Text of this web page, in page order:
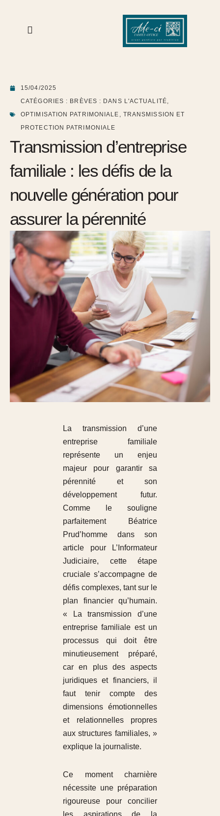
15/04/2025
CATÉGORIES : BRÈVES : DANS L'ACTUALITÉ
OPTIMISATION PATRIMONIALE
TRANSMISSION ET
PROTECTION PATRIMONIALE
Transmission d’entreprise
familiale : les défis de la
nouvelle génération pour
assurer la pérennité
La transmission d’une
entreprise familiale
représente un enjeu
majeur pour garantir sa
pérennité et son
développement futur.
Comme le souligne
parfaitement Béatrice
Prud’homme dans son
article pour L’Informateur
Judiciaire, cette étape
cruciale s’accompagne de
défis complexes, tant sur le
plan financier qu’humain.
« La transmission d’une
entreprise familiale est un
processus qui doit être
minutieusement préparé,
car en plus des aspects
juridiques et financiers, il
faut tenir compte des
dimensions émotionnelles
et relationnelles propres
aux structures familiales, »
explique la journaliste.
Ce moment charnière
nécessite une préparation
rigoureuse pour concilier
les aspirations de la